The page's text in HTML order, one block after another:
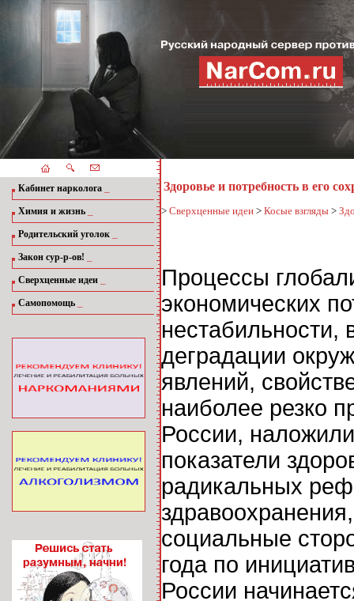
Кабинет нарколога
Химия и жизнь
Родительский уголок
Закон сур-р-ов!
Сверхценные идеи
Самопомощь
Здоровье и потребность в его
> Сверхценные идеи > Косые взгляды >
Процессы
экономических
деградации
явлений,
наиболее резко
России,
показатели
радикальных
социальные
года по
России